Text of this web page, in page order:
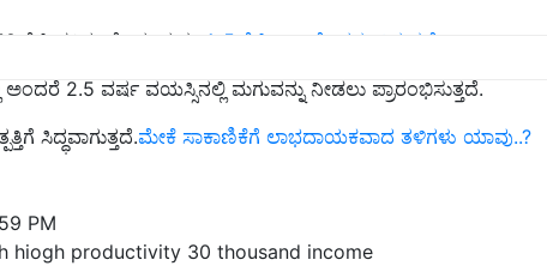
ಕೆಜಿ ಹಸಿರು ಮೇವು ಮತ್ತು
2.5 ವರ್ಷ ವಯಸ್ಸಿನಲ್ಲಿ ಮಗುವನ್ನು ನೀಡಲು ಪ್ರಾರಂಭಿಸುತ್ತದೆ.
ಸಿದ್ಧವಾಗುತ್ತದೆ.
ಮೇಕೆ ಸಾಕಾಣಿಕೆಗೆ ಲಾಭದಾಯಕವಾದ ತಳಿಗಳು ಯಾವು..?
productivity 30 thousand income